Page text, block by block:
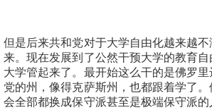
但是后来共和党对于大学自由化越来越
来。现在发展到了公然干预大学的教育
大学管起来了。最开始这么干的是佛罗
党的州，像得克萨斯州，也都跟着学了
会全部都换成保守派甚至是极端保守派